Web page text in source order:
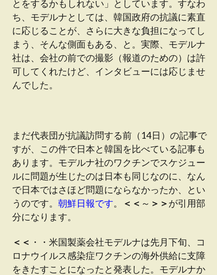
とをするかもしれない」としています。すなわ
ち、モデルナとしては、韓国政府の抗議に素直
に応じることが、さらに大きな負担になってし
まう、そんな側面もある、と。実際、モデルナ
社は、会社の前での撮影（報道のための）は許
可してくれたけど、インタビューには応じませ
んでした。
まだ代表団が抗議訪問する前（14日）の記事で
すが、この件で日本と韓国を比べている記事も
あります。モデルナ社のワクチンでスケジュー
ルに問題が生じたのは日本も同じなのに、なん
で日本ではさほど問題にならなかったか、とい
うのです。 朝鮮日報です。 ＜＜ ～ ＞＞ が引用部
分になります。
＜＜ ・・米国製薬会社モデルナは先月下旬、コ
ロナウイルス感染症ワクチンの海外供給に支障
をきたすことになったと発表した。モデルナか